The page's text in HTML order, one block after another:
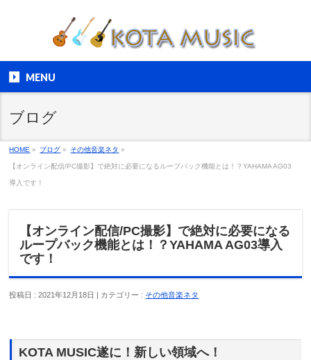
MENU
ブログ
HOME » ブログ » その他音楽ネタ »
【オンライン配信/PC撮影】で絶対に必要になるループバック機能とは！？YAHAMA AG03
導入です！
【オンライン配信/PC撮影】で絶対に必要になる
ループバック機能とは！？YAHAMA AG03導入
です！
投稿日 : 2021年12月18日 | カテゴリー : その他音楽ネタ
KOTA MUSIC遂に！新しい領域へ！